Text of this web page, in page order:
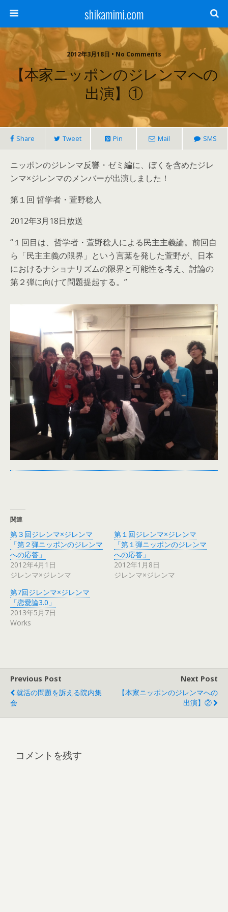
shikamimi.com
2012年3月18日 • No Comments
【本家ニッポンのジレンマへの
出演】①
Share Tweet Pin Mail SMS
ニッポンのジレンマ反響・ゼミ編に、ぼくを含めたジレ
ンマ×ジレンマのメンバーが出演しました！
第１回 哲学者・萱野稔人
2012年3月18日放送
“１回目は、哲学者・萱野稔人による民主主義論。前回自
ら「民主主義の限界」という言葉を発した萱野が、日本
におけるナショナリズムの限界と可能性を考え、討論の
第２弾に向けて問題提起する。”
関連
第３回ジレンマ×ジレンマ
「第２弾ニッポンのジレンマ
への応答」
2012年4月1日
ジレンマ×ジレンマ
第１回ジレンマ×ジレンマ
「第１弾ニッポンのジレンマ
への応答」
2012年1月8日
ジレンマ×ジレンマ
第7回ジレンマ×ジレンマ
「恋愛論3.0」
2013年5月7日
Works
Previous Post
就活の問題を訴える院内集
会
Next Post
【本家ニッポンのジレンマへの
出演】②
コメントを残す